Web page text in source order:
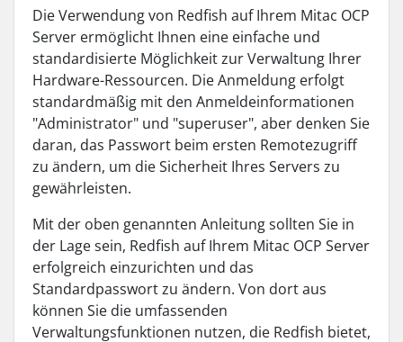
Die Verwendung von Redfish auf Ihrem Mitac OCP
Server ermöglicht Ihnen eine einfache und
standardisierte Möglichkeit zur Verwaltung Ihrer
Hardware-Ressourcen. Die Anmeldung erfolgt
standardmäßig mit den Anmeldeinformationen
"Administrator" und "superuser", aber denken Sie
daran, das Passwort beim ersten Remotezugriff
zu ändern, um die Sicherheit Ihres Servers zu
gewährleisten.
Mit der oben genannten Anleitung sollten Sie in
der Lage sein, Redfish auf Ihrem Mitac OCP Server
erfolgreich einzurichten und das
Standardpasswort zu ändern. Von dort aus
können Sie die umfassenden
Verwaltungsfunktionen nutzen, die Redfish bietet,